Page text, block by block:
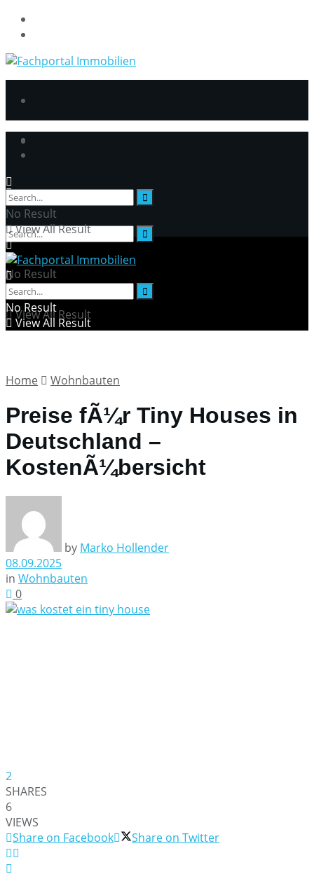
No Result
View All Result
No Result
View All Result
No Result
View All Result
Home Wohnbauten
Preise fÃ¼r Tiny Houses in
Deutschland –
KostenÃ¼bersicht
by Marko Hollender
08.09.2025
in Wohnbauten
0
2
SHARES
6
VIEWS
Share on Facebook
Share on Twitter